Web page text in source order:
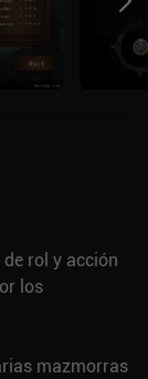
rol y acción
los
mazmorras